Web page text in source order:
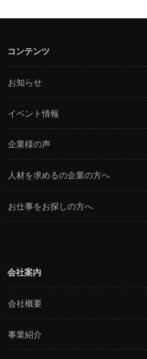
コンテンツ
お知らせ
イベント情報
企業様の声
人材を求めるの企業の方へ
お仕事をお探しの方へ
会社案内
会社概要
事業紹介